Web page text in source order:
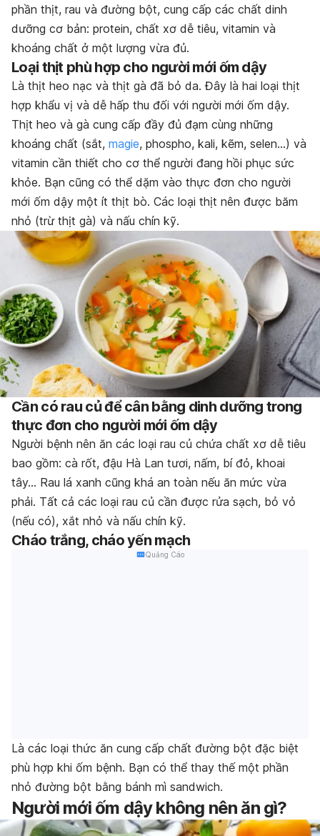
phần thịt, rau và đường bột, cung cấp các chất dinh
dưỡng cơ bản: protein, chất xơ dễ tiêu, vitamin và
khoáng chất ở một lượng vừa đủ.
Loại thịt phù hợp cho người mới ốm dậy
Là thịt heo nạc và thịt gà đã bỏ da. Đây là hai loại thịt
hợp khẩu vị và dễ hấp thu đối với người mới ốm dậy.
Thịt heo và gà cung cấp đầy đủ đạm cùng những
khoáng chất (sắt, magie, phospho, kali, kẽm, selen…) và
vitamin cần thiết cho cơ thể người đang hồi phục sức
khỏe. Bạn cũng có thể dặm vào thực đơn cho người
mới ốm dậy một ít thịt bò. Các loại thịt nên được băm
nhỏ (trừ thịt gà) và nấu chín kỹ.
Cần có rau củ để cân bằng dinh dưỡng trong
thực đơn cho người mới ốm dậy
Người bệnh nên ăn các loại rau củ chứa chất xơ dễ tiêu
bao gồm: cà rốt, đậu Hà Lan tươi, nấm, bí đỏ, khoai
tây… Rau lá xanh cũng khá an toàn nếu ăn mức vừa
phải. Tất cả các loại rau củ cần được rửa sạch, bỏ vỏ
(nếu có), xắt nhỏ và nấu chín kỹ.
Cháo trắng, cháo yến mạch
Quảng Cáo
Là các loại thức ăn cung cấp chất đường bột đặc biệt
phù hợp khi ốm bệnh. Bạn có thể thay thế một phần
nhỏ đường bột bằng bánh mì sandwich.
Người mới ốm dậy không nên ăn gì?